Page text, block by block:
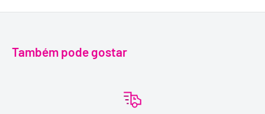
Também pode gostar